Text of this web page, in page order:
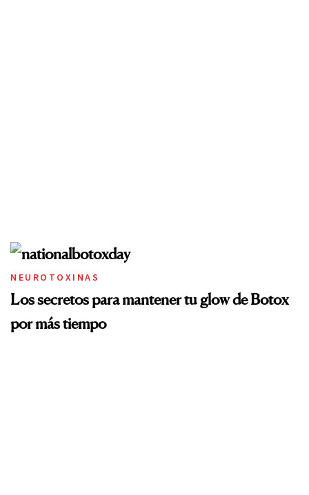
NEUROTOXINAS
Los secretos para mantener tu glow de Botox
por más tiempo